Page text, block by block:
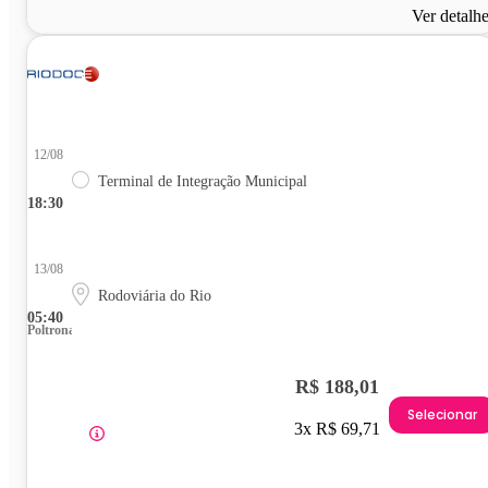
Ver
18:30
12/08
Terminal de Integração Municipal
05:40
13/08
Rodoviária do Rio
Poltrona
R$ 188,01
3x R$ 69,71
Selecionar